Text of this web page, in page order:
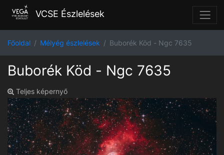
VCSE Észlelések
Főoldal Mélyég észlelések Buborék Köd - Ngc 7635
Buborék Köd - Ngc 7635
Teljes képernyő